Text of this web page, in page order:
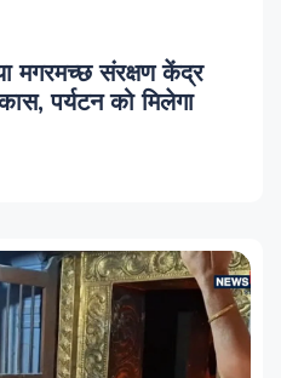
मगरमच्छ संरक्षण केंद्र
पर्यटन को मिलेगा